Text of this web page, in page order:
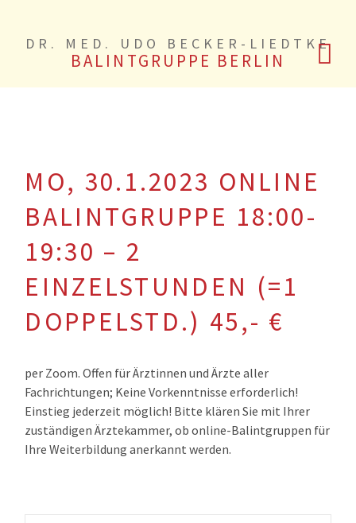
DR. MED. UDO BECKER-LIEDTKE
BALINTGRUPPE BERLIN
MO, 30.1.2023 ONLINE
BALINTGRUPPE 18:00-
19:30 – 2
EINZELSTUNDEN (=1
DOPPELSTD.) 45,- €
per Zoom. Offen für Ärztinnen und Ärzte aller
Fachrichtungen; Keine Vorkenntnisse erforderlich!
Einstieg jederzeit möglich! Bitte klären Sie mit Ihrer
zuständigen Ärztekammer, ob online-Balintgruppen für
Ihre Weiterbildung anerkannt werden.